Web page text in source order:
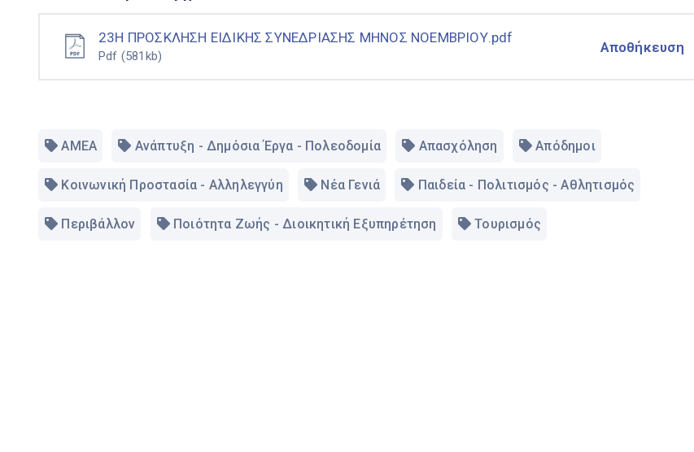
23Η ΠΡΟΣΚΛΗΣΗ ΕΙΔΙΚΗΣ ΣΥΝΕΔΡΙΑΣΗΣ ΜΗΝΟΣ ΝΟΕΜΒΡΙΟΥ.pdf
Pdf (581kb)
Αποθήκευση
ΑΜΕΑ Ανάπτυξη - Δημόσια Έργα - Πολεοδομία Απασχόληση Απόδημοι
Κοινωνική Προστασία - Αλληλεγγύη Νέα Γενιά Παιδεία - Πολιτισμός - Αθλητισμός
Περιβάλλον Ποιότητα Ζωής - Διοικητική Εξυπηρέτηση Τουρισμός